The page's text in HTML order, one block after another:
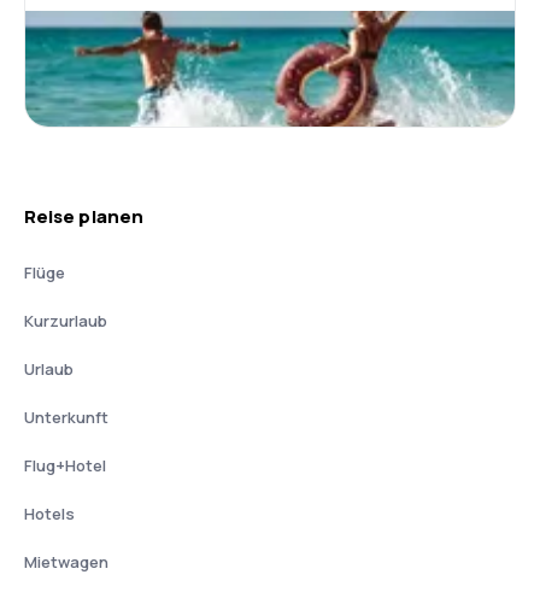
Reise planen
Flüge
Kurzurlaub
Urlaub
Unterkunft
Flug+Hotel
Hotels
Mietwagen